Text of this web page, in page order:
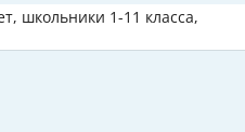
школьники 1-11 класса,